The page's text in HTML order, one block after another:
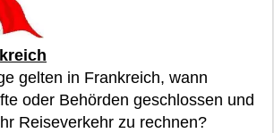
gelten in Frankreich, wann
oder Behörden geschlossen und
Reiseverkehr zu rechnen?